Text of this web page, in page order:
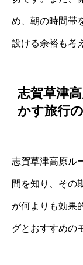
め、朝の時間帯
設ける余裕も考
志賀草津
かす旅行
志賀草津高原ル
間を知り、その
が何よりも効果
グとおすすめの